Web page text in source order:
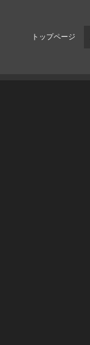
トップページ